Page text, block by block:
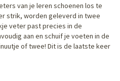
van je leren schoenen los te
strik, worden geleverd in twee
veter past precies in de
aan en schuif je voeten in de
of twee! Dit is de laatste keer